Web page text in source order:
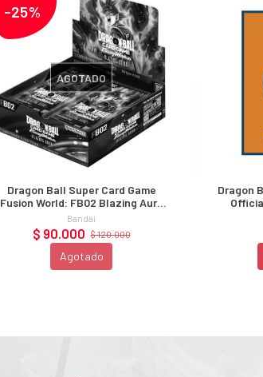
-25%
AGOTADO
Dragon Ball Super Card Game
Fusion World: FB02 Blazing Aura
Booster Display
Bandai
$ 120.000
$ 90.000
Agotado
Dragon